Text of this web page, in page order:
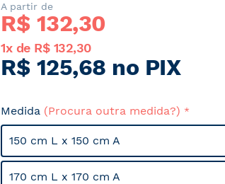
A partir de
R$ 132,30
1x de R$ 132,30
R$ 125,68 no PIX
Medida (Procura outra medida?)
150 cm L x 150 cm A
170 cm L x 170 cm A